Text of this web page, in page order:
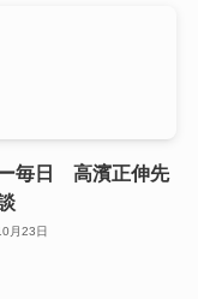
毎日 高濱正伸先
月23日